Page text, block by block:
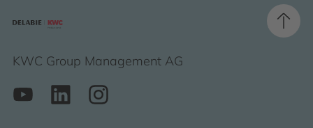
KWC Group Management AG